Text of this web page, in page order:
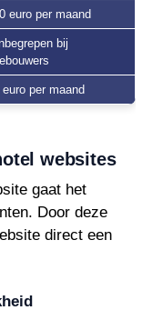
euro per maand
bij
per maand
websites
gaat het
Door deze
direct een